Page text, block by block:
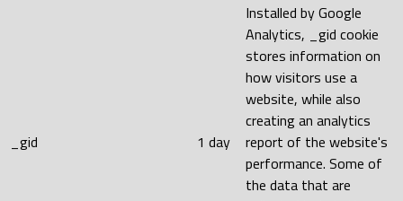
_gid 1 day
Installed by Google
Analytics, _gid cookie
stores information on
how visitors use a
website, while also
creating an analytics
report of the website's
performance. Some of
the data that are